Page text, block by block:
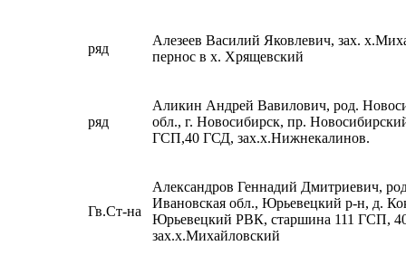
ряд
Алезеев Василий Яковлевич, зах.
пернос в х. Хрящевский
ряд
Аликин Андрей Вавилович, род.
обл., г. Новосибирск, пр.
ГСП,40 ГСД, зах.х.Нижнекалинов.
Гв.Ст-на
Александров Геннадий Дмитриевич,
Ивановская обл., Юрьевецкий р-н, д.
Юрьевецкий РВК, старшина 111 ГСП,
зах.х.Михайловский